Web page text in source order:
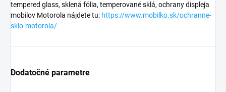
tempered glass, sklená fólia, temperované sklá, ochrany displeja
mobilov Motorola nájdete tu: https://www.mobilko.sk/ochranne-
sklo-motorola/
Dodatočné parametre